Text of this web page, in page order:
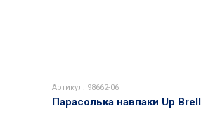
Артикул: 98662-06
Парасолька навпаки Up